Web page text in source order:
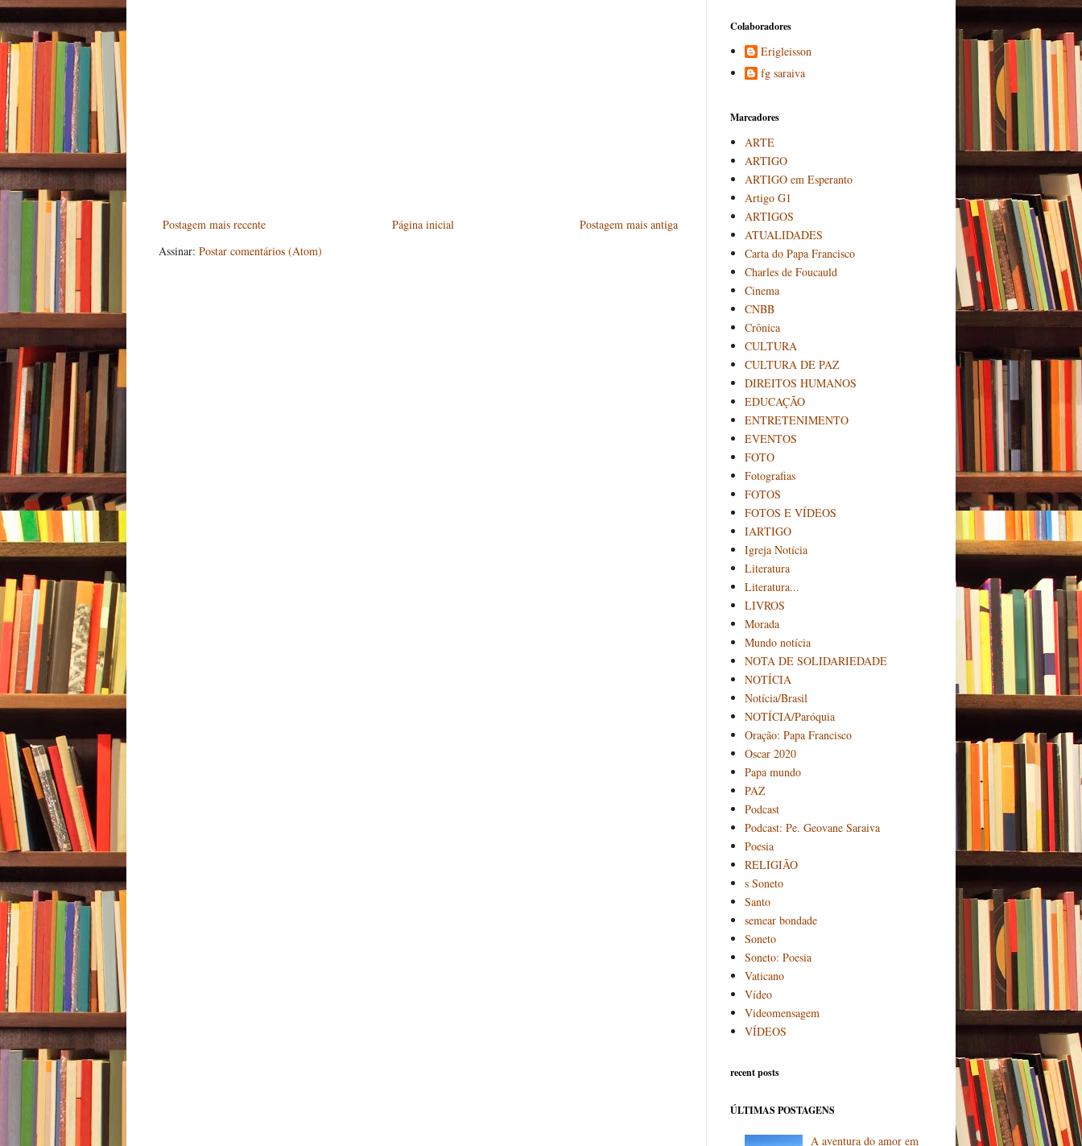
Postagem mais recente Postagem mais antiga
Página inicial
Assinar: Postar comentários (Atom)
Colaboradores
Erigleisson
fg saraiva
Marcadores
ARTE
ARTIGO
ARTIGO em Esperanto
Artigo G1
ARTIGOS
ATUALIDADES
Carta do Papa Francisco
Charles de Foucauld
Cinema
CNBB
Crônica
CULTURA
CULTURA DE PAZ
DIREITOS HUMANOS
EDUCAÇÃO
ENTRETENIMENTO
EVENTOS
FOTO
Fotografias
FOTOS
FOTOS E VÍDEOS
IARTIGO
Igreja Notícia
Literatura
Literatura...
LIVROS
Morada
Mundo notícia
NOTA DE SOLIDARIEDADE
NOTÍCIA
Notícia/Brasil
NOTÍCIA/Paróquia
Oração: Papa Francisco
Oscar 2020
Papa mundo
PAZ
Podcast
Podcast: Pe. Geovane Saraiva
Poesia
RELIGIÃO
s Soneto
Santo
semear bondade
Soneto
Soneto: Poesia
Vaticano
Vídeo
Videomensagem
VÍDEOS
recent posts
ÚLTIMAS POSTAGENS
A aventura do amor em